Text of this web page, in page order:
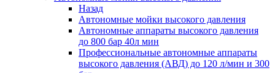
Назад
Автономные мойки высокого давления
Автономные аппараты высокого давления
до 800 бар 40л мин
Профессиональные автономные аппараты
высокого давления (АВД) до 120 л/мин и 300